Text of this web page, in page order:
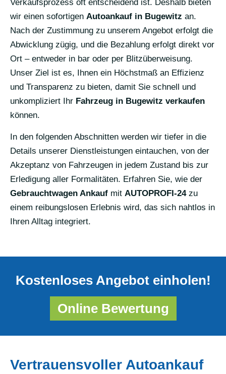
Verkaufsprozess oft entscheidend ist. Deshalb bieten
wir einen sofortigen Autoankauf in Bugewitz an.
Nach der Zustimmung zu unserem Angebot erfolgt die
Abwicklung zügig, und die Bezahlung erfolgt direkt vor
Ort – entweder in bar oder per Blitzüberweisung.
Unser Ziel ist es, Ihnen ein Höchstmaß an Effizienz
und Transparenz zu bieten, damit Sie schnell und
unkompliziert Ihr Fahrzeug in Bugewitz verkaufen
können.
In den folgenden Abschnitten werden wir tiefer in die
Details unserer Dienstleistungen eintauchen, von der
Akzeptanz von Fahrzeugen in jedem Zustand bis zur
Erledigung aller Formalitäten. Erfahren Sie, wie der
Gebrauchtwagen Ankauf mit AUTOPROFI-24zu
einem reibungslosen Erlebnis wird, das sich nahtlos in
Ihren Alltag integriert.
Kostenloses Angebot einholen!
Online Bewertung
Vertrauensvoller Autoankauf